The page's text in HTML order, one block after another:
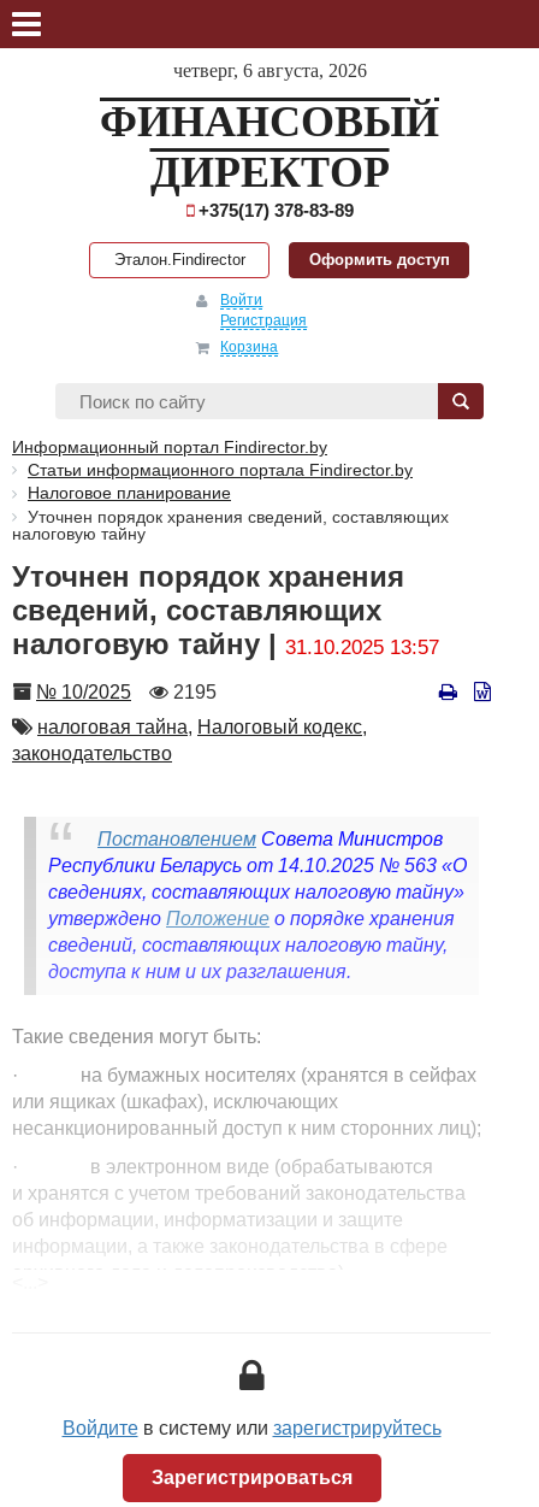
четверг, 6 августа, 2026
ФИНАНСОВЫЙ
ДИРЕКТОР
+375(17) 378-83-89
Эталон.Findirector Оформить доступ
Войти
Регистрация
Корзина
Информационный портал Findirector.by
Статьи информационного портала Findirector.by
Налоговое планирование
Уточнен порядок хранения сведений, составляющих
налоговую тайну
Уточнен порядок хранения
сведений, составляющих
налоговую тайну | 31.10.2025 13:57
Номер
№ 10/2025
Количество
просмотров
2195
Автор
налоговая тайна, Налоговый кодекс,
законодательство
Постановлением Совета Министров
Республики Беларусь от 14.10.2025 № 563 «О
сведениях, составляющих налоговую тайну»
утверждено Положение о порядке хранения
сведений, составляющих налоговую тайну,
доступа к ним и их разглашения.
Такие сведения могут быть:
· на бумажных носителях (хранятся в сейфах
или ящиках (шкафах), исключающих
несанкционированный доступ к ним сторонних лиц);
· в электронном виде (обрабатываются
и хранятся с учетом требований законодательства
об информации, информатизации и защите
информации, а также законодательства в сфере
проведении проверок;
Войдитев систему или зарегистрируйтесь
Зарегистрироваться